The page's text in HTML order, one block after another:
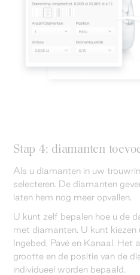
Stap 4: diamanten
Als u diamanten in uw
selecteren. De diamanten
laten hem nog meer opvallen.
U kunt zelf bepalen hoe u de
met diamanten. U kunt
Ingebed, Pavé en Kanaal. Het
grootte en de positie van de
individueel worden bepaald.